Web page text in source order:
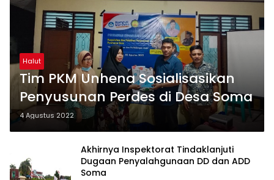
Halut
Tim PKM Unhena Sosialisasikan
Penyusunan Perdes di Desa Soma
4 Agustus 2022
Akhirnya Inspektorat Tindaklanjuti
Dugaan Penyalahgunaan DD dan ADD
Soma